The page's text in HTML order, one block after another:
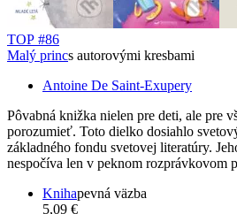
TOP #86
Malý princs autorovými kresbami
Antoine De Saint-Exupery
Pôvabná knižka nielen pre deti, ale pre
porozumieť. Toto dielko dosiahlo
základného fondu svetovej literatúry.
nespočíva len v peknom rozprávkovom
Knihapevná väzba
5,09 €